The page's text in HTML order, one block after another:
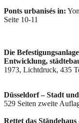
Ponts urbanisés in:
Seite 10-11
Die
Entwicklung,
1973, Lichtdruck, 435
Düsseldorf – Stadt
529 Seiten zweite
Rettet das